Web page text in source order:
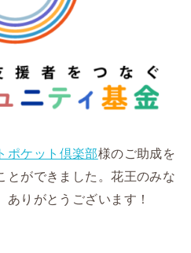
ポケット倶楽部様のご助成を
とができました。花王のみな
りがとうございます！